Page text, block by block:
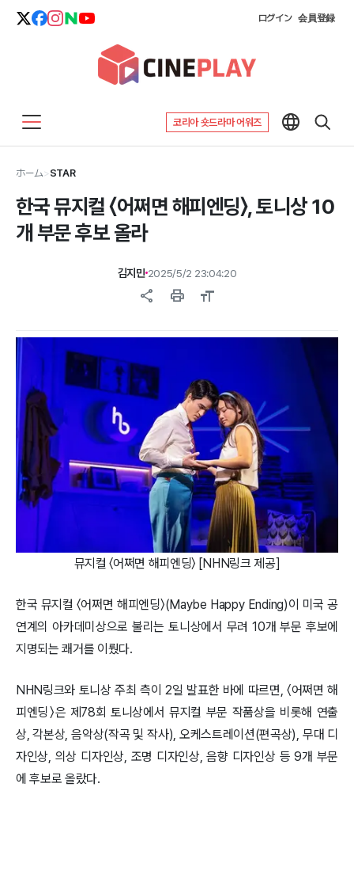
ログイン 会員登録
코리아 숏드라마 어워즈
ホーム>STAR
한국 뮤지컬 〈어쩌면 해피엔딩〉, 토니상 10
개 부문 후보 올라
김지민 2025/5/2 23:04:20
share print format_size
뮤지컬 〈어쩌면 해피엔딩〉 [NHN링크 제공]
한국 뮤지컬 〈어쩌면 해피엔딩〉(Maybe Happy Ending)이 미국 공
연계의 아카데미상으로 불리는 토니상에서 무려 10개 부문 후보에
지명되는 쾌거를 이뤘다.
NHN링크와 토니상 주최 측이 2일 발표한 바에 따르면, 〈어쩌면 해
피엔딩〉은 제78회 토니상에서 뮤지컬 부문 작품상을 비롯해 연출
상, 각본상, 음악상(작곡 및 작사), 오케스트레이션(편곡상), 무대 디
자인상, 의상 디자인상, 조명 디자인상, 음향 디자인상 등 9개 부문
에 후보로 올랐다.